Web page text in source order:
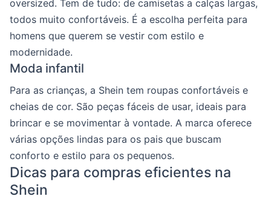
oversized. Tem de tudo: de camisetas a calças largas,
todos muito confortáveis. É a escolha perfeita para
homens que querem se vestir com estilo e
modernidade.
Moda infantil
Para as crianças, a Shein tem roupas confortáveis e
cheias de cor. São peças fáceis de usar, ideais para
brincar e se movimentar à vontade. A marca oferece
várias opções lindas para os pais que buscam
conforto e estilo para os pequenos.
Dicas para compras eficientes na
Shein